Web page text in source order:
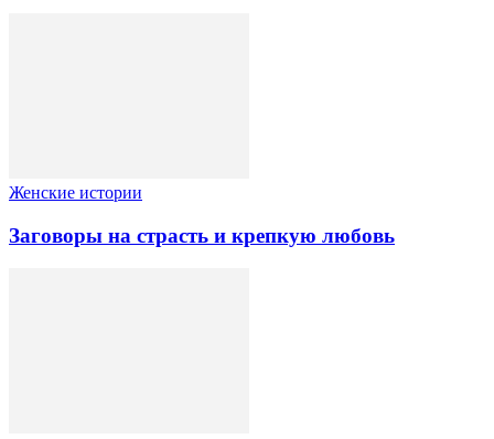
Женские истории
Заговоры на страсть и крепкую любовь